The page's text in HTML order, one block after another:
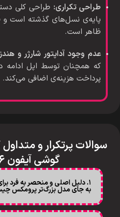
طراحی تکراری: طراحی کلی
پایه‌ی نسل‌های گذشته است و
ظاهر است.
عدم وجود آداپتور شارژر و
که همچنان توسط اپل ادامه
پرداخت هزینه‌ی اضافی می‌کند.
سوالات پرتکرار و
گوشی آیفون 16 پرو اپل
به جای مدل بزرگ‌تر پرومکس